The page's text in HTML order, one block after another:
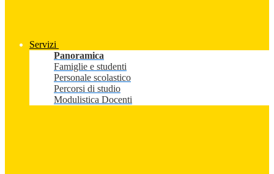
Servizi
Panoramica
Famiglie e studenti
Personale scolastico
Percorsi di studio
Modulistica Docenti